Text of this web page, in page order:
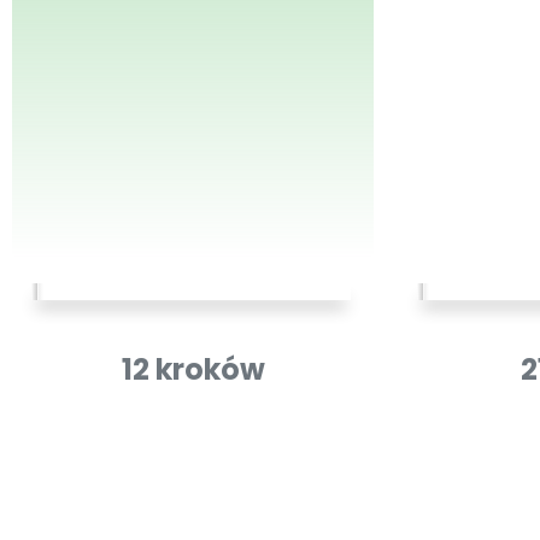
12 kroków